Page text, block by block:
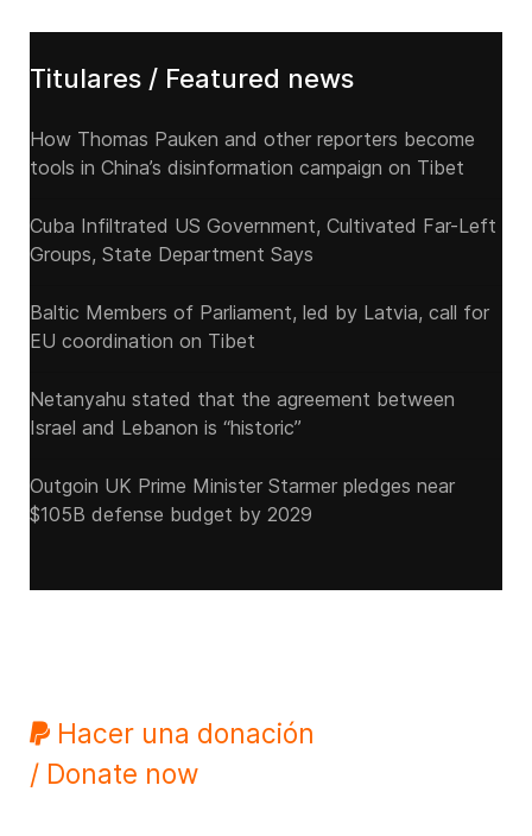
Titulares / Featured news
How Thomas Pauken and other reporters become
tools in China’s disinformation campaign on Tibet
Cuba Infiltrated US Government, Cultivated Far-Left
Groups, State Department Says
Baltic Members of Parliament, led by Latvia, call for
EU coordination on Tibet
Netanyahu stated that the agreement between
Israel and Lebanon is “historic”
Outgoin UK Prime Minister Starmer pledges near
$105B defense budget by 2029
Hacer una donación
/ Donate now